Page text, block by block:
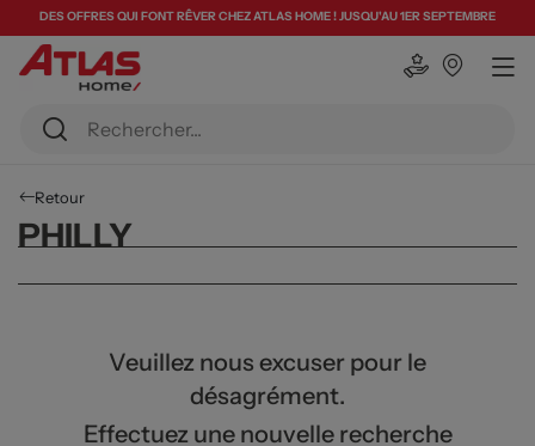
DES OFFRES QUI FONT RÊVER CHEZ ATLAS HOME ! JUSQU'AU 1ER SEPTEMBRE
Retour
PHILLY
Veuillez nous excuser pour le
désagrément.
Effectuez une nouvelle recherche